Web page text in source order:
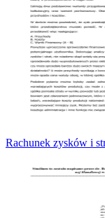
Rachunek zysków i